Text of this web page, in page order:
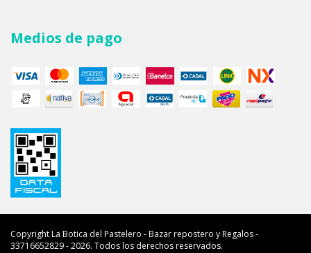
Medios de pago
Copyright La Botica del Pastelero - Bazar repostero y Regalos -
33716652829 - 2026. Todos los derechos reservados.